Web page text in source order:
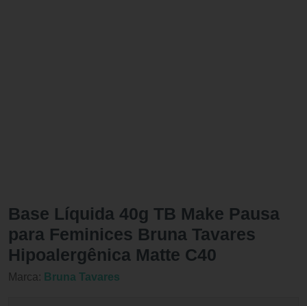
Base Líquida 40g TB Make Pausa
para Feminices Bruna Tavares
Hipoalergênica Matte C40
Marca: Bruna Tavares